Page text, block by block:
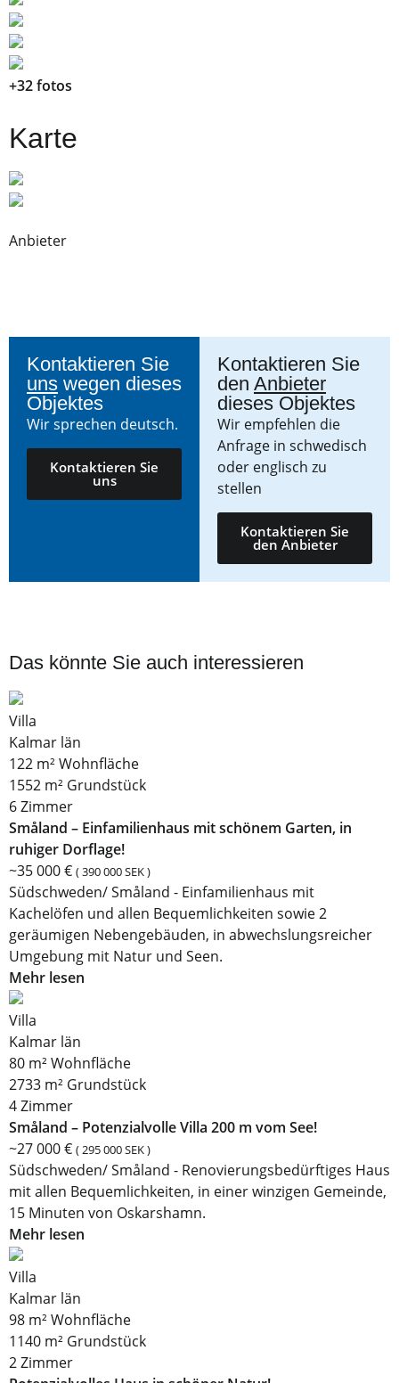
+32 fotos
Karte
Anbieter
Kontaktieren Sie
uns wegen dieses
Objektes
Wir sprechen deutsch.
Kontaktieren Sie
uns
Kontaktieren Sie
den Anbieter
dieses Objektes
Wir empfehlen die
Anfrage in schwedisch
oder englisch zu
stellen
Kontaktieren Sie
den Anbieter
Das könnte Sie auch interessieren
Villa
Kalmar län
122 m² Wohnfläche
1552 m² Grundstück
6 Zimmer
Småland – Einfamilienhaus mit schönem Garten, in
ruhiger Dorflage!
~35 000 € ( 390 000 SEK )
Südschweden/ Småland - Einfamilienhaus mit
Kachelöfen und allen Bequemlichkeiten sowie 2
geräumigen Nebengebäuden, in abwechslungsreicher
Umgebung mit Natur und Seen.
Mehr lesen
Villa
Kalmar län
80 m² Wohnfläche
2733 m² Grundstück
4 Zimmer
Småland – Potenzialvolle Villa 200 m vom See!
~27 000 € ( 295 000 SEK )
Südschweden/ Småland - Renovierungsbedürftiges Haus
mit allen Bequemlichkeiten, in einer winzigen Gemeinde,
15 Minuten von Oskarshamn.
Mehr lesen
Villa
Kalmar län
98 m² Wohnfläche
1140 m² Grundstück
2 Zimmer